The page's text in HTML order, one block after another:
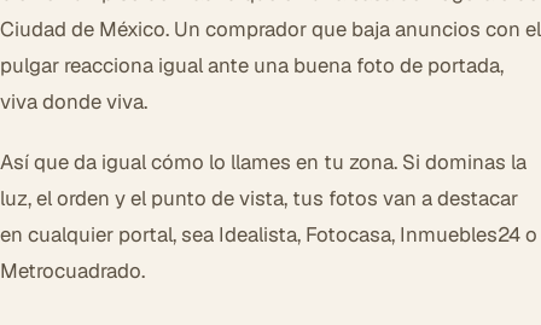
Ciudad de México. Un comprador que baja anuncios con el
pulgar reacciona igual ante una buena foto de portada,
viva donde viva.
Así que da igual cómo lo llames en tu zona. Si dominas la
luz, el orden y el punto de vista, tus fotos van a destacar
en cualquier portal, sea Idealista, Fotocasa, Inmuebles24 o
Metrocuadrado.